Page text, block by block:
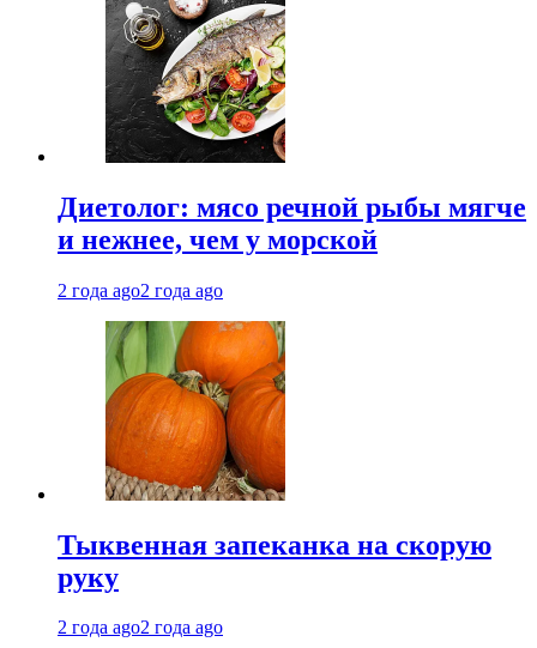
Диетолог: мясо речной рыбы мягче
и нежнее, чем у морской
2 года ago2 года ago
Тыквенная запеканка на скорую
руку
2 года ago2 года ago